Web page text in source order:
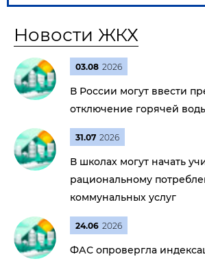
Новости ЖКХ
03.08 2026
В России могут ввести
отключение горячей
31.07 2026
В школах могут начать
рациональному
коммунальных услуг
24.06 2026
ФАС опровергла